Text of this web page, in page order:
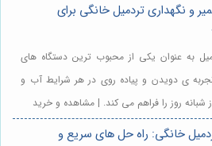
و نگهداری تردمیل خانگی برای
به عنوان یکی از محبوب ترین دستگاه های
ی دویدن و پیاده روی در هر شرایط آب و
شبانه روز را فراهم می کند. | مشاهده و خرید
خانگی: راه حل های سریع و